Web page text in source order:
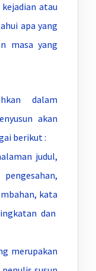
atau
apa yang
masa yang
dalam
akan
berikut :
judul,
kata
dan
merupakan